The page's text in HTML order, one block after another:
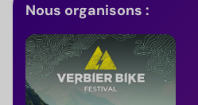
Nous organisons :